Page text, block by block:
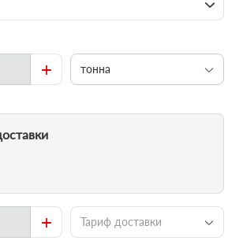
+ тонна
+ Тариф доставки